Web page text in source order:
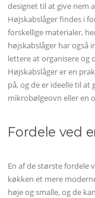
designet til at give nem
Højskabslåger findes i
forskellige materialer,
højskabslåger har også
lettere at organisere og
Højskabslåger er en
på, og de er ideelle til at
mikrobølgeovn eller en
Fordele ved
En af de største fordele
køkken et mere
høje og smalle, og de